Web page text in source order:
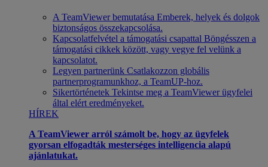
A TeamViewer bemutatása Emberek, helyek és dolgok
biztonságos összekapcsolása.
Kapcsolatfelvétel a támogatási csapattal Böngésszen a
támogatási cikkek között, vagy vegye fel velünk a
kapcsolatot.
Legyen partnerünk Csatlakozzon globális
partnerprogramunkhoz, a TeamUP-hoz.
Sikertörténetek Tekintse meg a TeamViewer ügyfelei
által elért eredményeket.
HÍREK
A TeamViewer arról számolt be, hogy az ügyfelek
gyorsan elfogadták mesterséges intelligencia alapú
ajánlatukat.